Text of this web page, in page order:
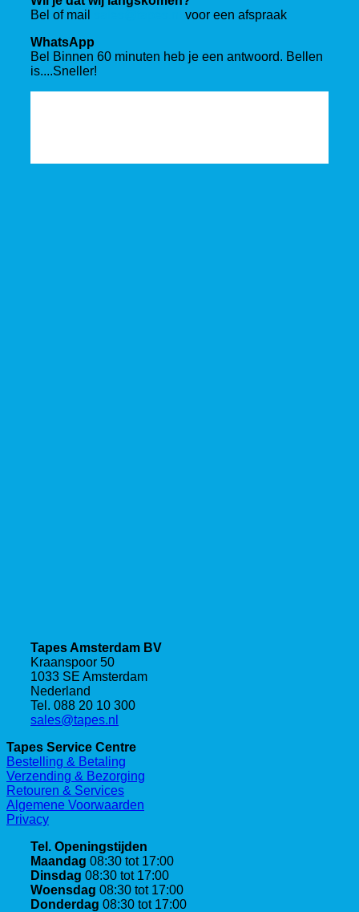
Bel of mail
voor een afspraak
WhatsApp
Bel Binnen 60 minuten heb je een antwoord. Bellen
is....Sneller!
Tapes Amsterdam BV
Kraanspoor 50
1033 SE Amsterdam
Nederland
Tel. 088 20 10 300
sales@tapes.nl
Tapes Service Centre
Bestelling & Betaling
Verzending & Bezorging
Retouren & Services
Algemene Voorwaarden
Privacy
Tel. Openingstijden
Maandag 08:30 tot 17:00
Dinsdag 08:30 tot 17:00
Woensdag 08:30 tot 17:00
Donderdag 08:30 tot 17:00